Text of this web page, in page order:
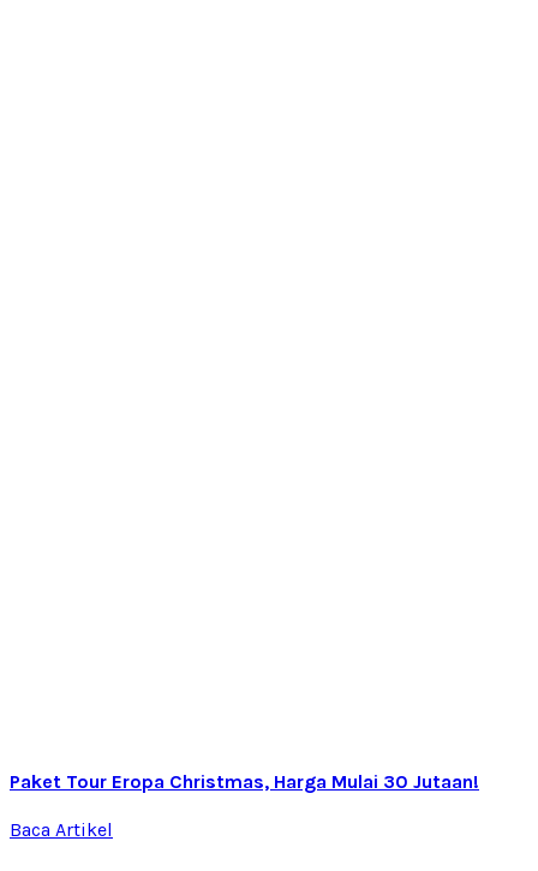
Paket Tour Eropa Christmas, Harga Mulai 30 Jutaan!
Baca Artikel